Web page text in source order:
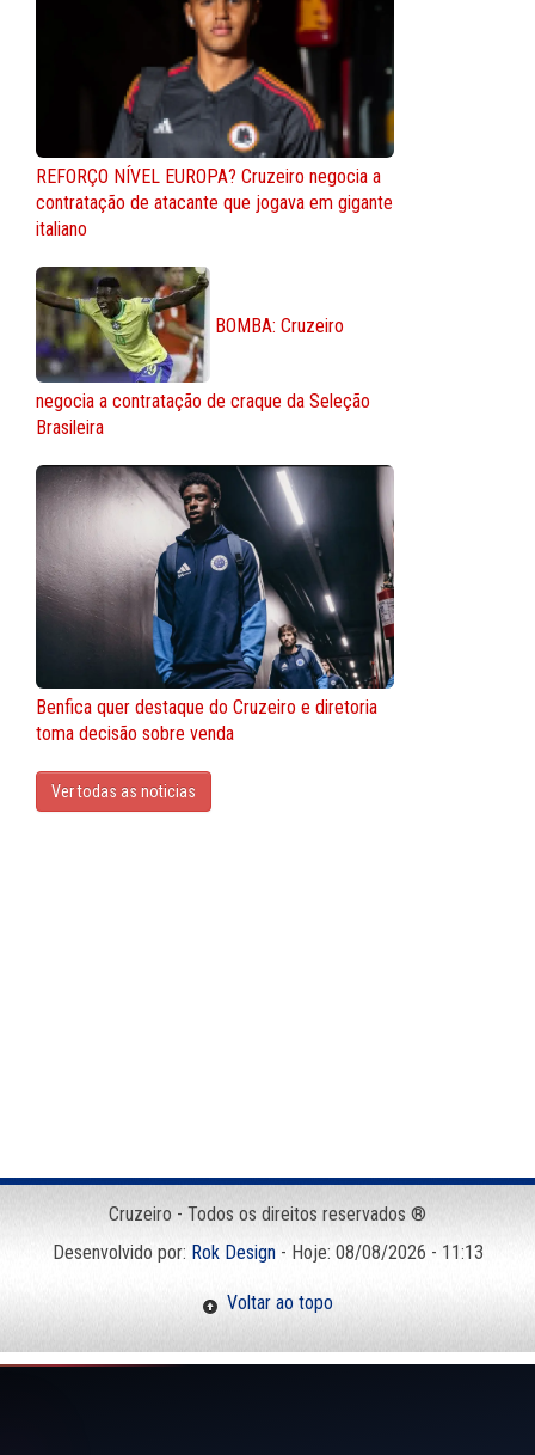
REFORÇO NÍVEL EUROPA? Cruzeiro negocia a
contratação de atacante que jogava em gigante
italiano
BOMBA: Cruzeiro
negocia a contratação de craque da Seleção
Brasileira
Benfica quer destaque do Cruzeiro e diretoria
toma decisão sobre venda
Ver todas as noticias
Cruzeiro - Todos os direitos reservados ®
Desenvolvido por: Rok Design- Hoje: 08/08/2026 - 11:13
Voltar ao topo